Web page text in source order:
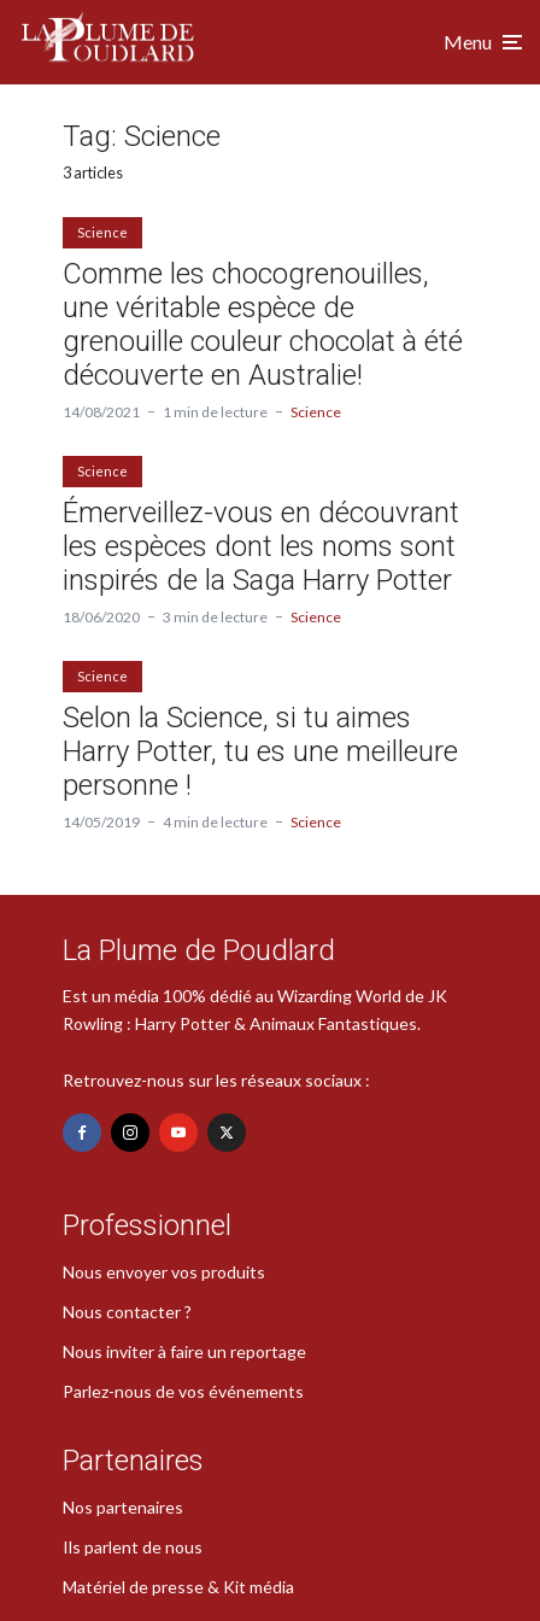
Menu
Tag: Science
3 articles
Science
Comme les chocogrenouilles,
une véritable espèce de
grenouille couleur chocolat à été
découverte en Australie!
14/08/2021 1 min de lecture Science
Science
Émerveillez-vous en découvrant
les espèces dont les noms sont
inspirés de la Saga Harry Potter
18/06/2020 3 min de lecture Science
Science
Selon la Science, si tu aimes
Harry Potter, tu es une meilleure
personne !
14/05/2019 4 min de lecture Science
La Plume de Poudlard
Est un média 100% dédié au Wizarding World de JK
Rowling : Harry Potter & Animaux Fantastiques.
Retrouvez-nous sur les réseaux sociaux :
Professionnel
Nous envoyer vos produits
Nous contacter ?
Nous inviter à faire un reportage
Parlez-nous de vos événements
Partenaires
Nos partenaires
Ils parlent de nous
Matériel de presse & Kit média